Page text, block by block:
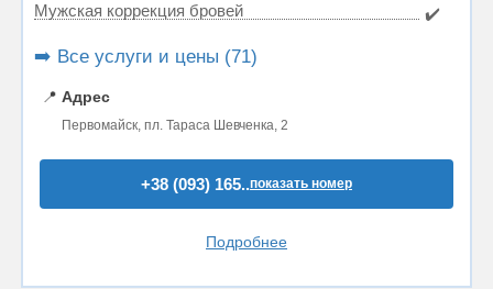
Мужская коррекция бровей ✔️
➡️ Все услуги и цены (71)
📍 Адрес
Первомайск, пл. Тараса Шевченка, 2
+38 (093) 165..показать номер
Подробнее